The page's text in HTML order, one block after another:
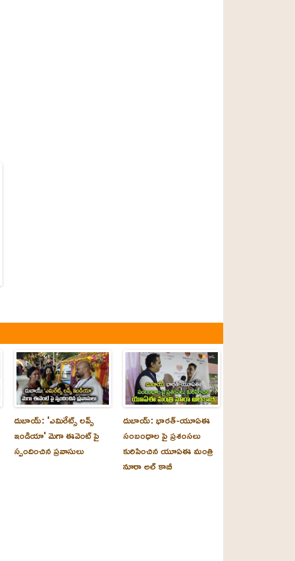
దుబాయ్‌: 'ఎమిరేట్స్ లవ్స్
ఇండియా' మెగా ఈవెంట్ పై
స్పందించిన ప్రవాసులు
దుబాయ్‌: భారత్-యూఏఈ
సంబంధాల పై ప్రశంసలు
కురిపించిన యూఏఈ మంత్రి
నూరా అల్‌ కాబీ